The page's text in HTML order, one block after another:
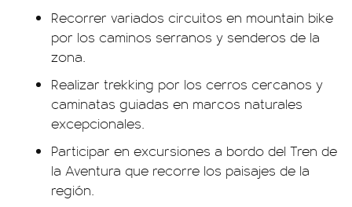
Recorrer variados circuitos en mountain bike
por los caminos serranos y senderos de la
zona.
Realizar trekking por los cerros cercanos y
caminatas guiadas en marcos naturales
excepcionales.
Participar en excursiones a bordo del Tren de
la Aventura que recorre los paisajes de la
región.